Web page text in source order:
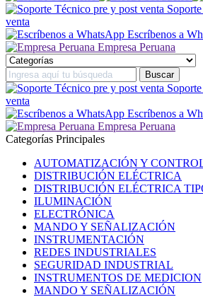
venta
Escríbenos a
Empresa Peruana
venta
Escríbenos a
Empresa Peruana
Categorías Principales
AUTOMATIZACIÓN Y
DISTRIBUCIÓN ELÉCTRICA
DISTRIBUCIÓN ELÉCTRICA
ILUMINACIÓN
ELECTRÓNICA
MANDO Y SEÑALIZACIÓN
INSTRUMENTACIÓN
REDES INDUSTRIALES
SEGURIDAD INDUSTRIAL
INSTRUMENTOS DE MEDICION
MANDO Y SEÑALIZACIÓN